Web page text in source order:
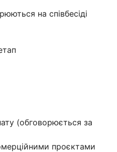
на співбесіді
(обговорюється за
проєктами